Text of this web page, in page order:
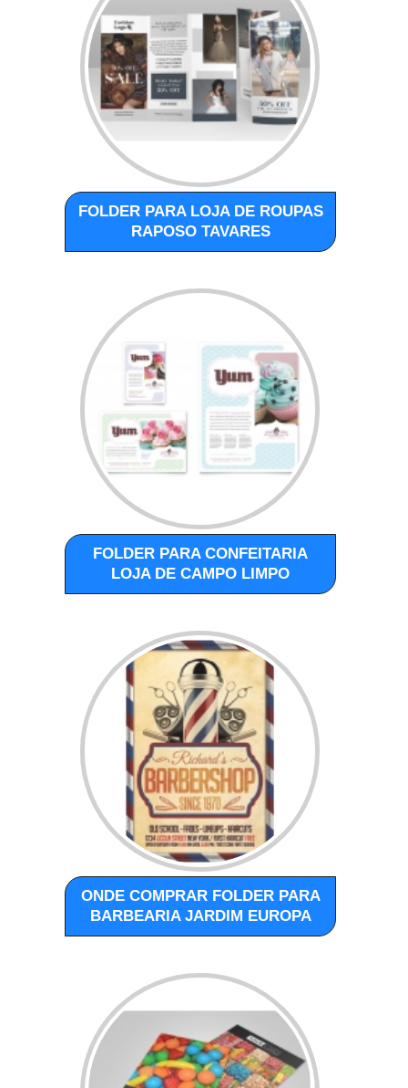
FOLDER PARA LOJA DE ROUPAS
RAPOSO TAVARES
FOLDER PARA CONFEITARIA
LOJA DE CAMPO LIMPO
ONDE COMPRAR FOLDER PARA
BARBEARIA JARDIM EUROPA